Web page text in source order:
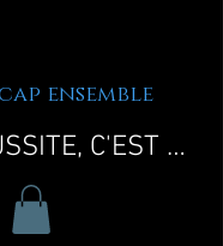
ensemble
VOTRE REUSSITE, C'EST MA REUSSITE !